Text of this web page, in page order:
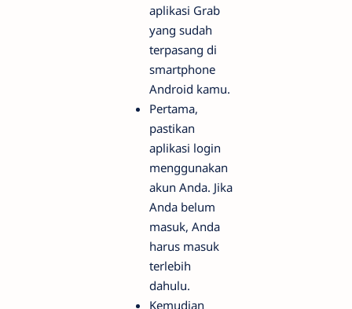
aplikasi Grab
yang sudah
terpasang di
smartphone
Android kamu.
Pertama,
pastikan
aplikasi login
menggunakan
akun Anda. Jika
Anda belum
masuk, Anda
harus masuk
terlebih
dahulu.
Kemudian